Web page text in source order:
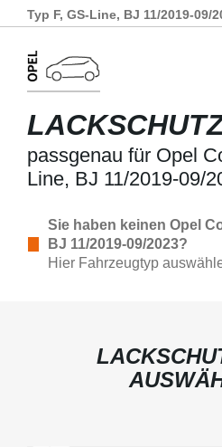
Typ F, GS-Line, BJ 11/2019-09/
passgenau für Opel
Line, BJ 11/2019-09/
Sie haben keinen Opel
BJ 11/2019-09/2023?
Hier Fahrzeugtyp